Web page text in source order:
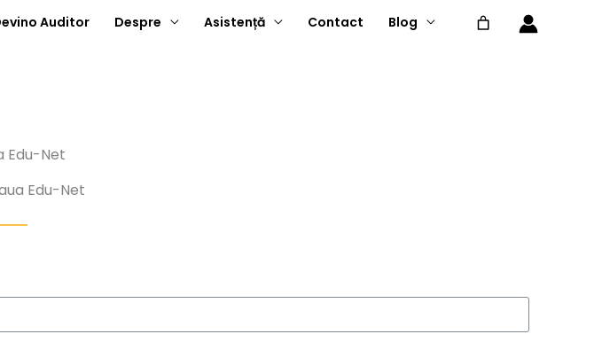
Auditor Despre Asistență Contact Blog
Edu-Net
Edu-Net